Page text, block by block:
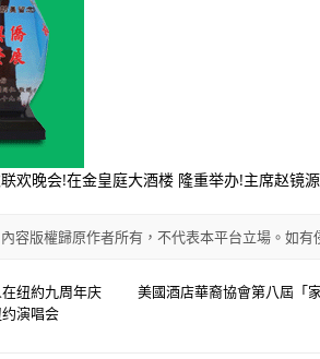
欢晚会!在金皇庭大酒楼 隆重举办!主席赵镜
版權歸原作者所有，不代表本平台立場。如有
在纽約九周年庆
演唱会
美國酒店華裔協會第八屆「